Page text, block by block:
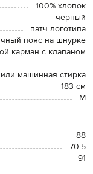
100% хлопок
черный
патч логотипа
пояс на шнурке
карман с клапаном
машинная стирка
183 см
М
88
70.5
91